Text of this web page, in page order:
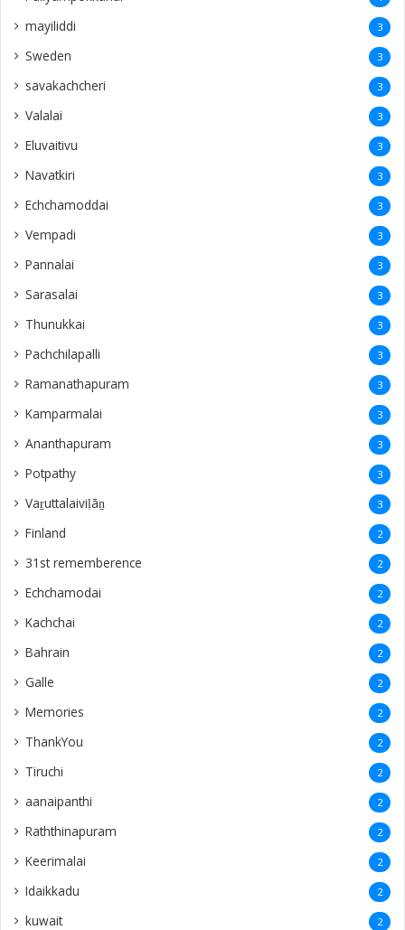
mayiliddi 3
Sweden 3
savakachcheri 3
Valalai 3
Eluvaitivu 3
Navatkiri 3
Echchamoddai 3
Vempadi 3
Pannalai 3
Sarasalai 3
Thunukkai 3
Pachchilapalli 3
Ramanathapuram 3
Kamparmalai 3
Ananthapuram 3
‎Potpathy 3
Vaṟuttalaiviḷāṉ 3
Finland 2
31st rememberence 2
Echchamodai 2
Kachchai 2
Bahrain 2
Galle 2
Memories 2
ThankYou 2
Tiruchi 2
aanaipanthi 2
Raththinapuram 2
Keerimalai 2
Idaikkadu 2
kuwait 2